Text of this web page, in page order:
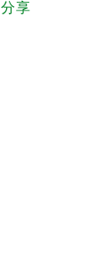
分享